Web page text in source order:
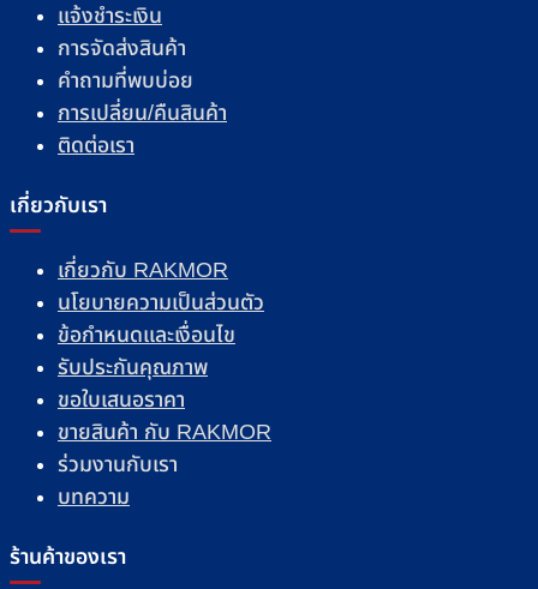
แจ้งชำระเงิน
การจัดส่งสินค้า
คำถามที่พบบ่อย
การเปลี่ยน/คืนสินค้า
ติดต่อเรา
เกี่ยวกับเรา
เกี่ยวกับ RAKMOR
นโยบายความเป็นส่วนตัว
ข้อกำหนดและเงื่อนไข
รับประกันคุณภาพ
ขอใบเสนอราคา
ขายสินค้า กับ RAKMOR
ร่วมงานกับเรา
บทความ
ร้านค้าของเรา